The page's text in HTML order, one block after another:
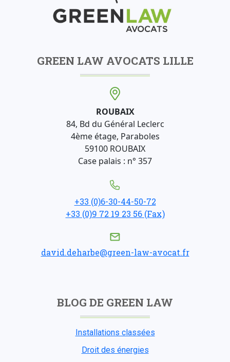
GREEN LAW AVOCATS LILLE
ROUBAIX
84, Bd du Général Leclerc
4ème étage, Paraboles
59100 ROUBAIX
Case palais : n° 357
+33 (0)6-30-44-50-72
+33 (0)9 72 19 23 56 (Fax)
david.deharbe@green-law-avocat.fr
BLOG DE GREEN LAW
Installations classées
Droit des énergies